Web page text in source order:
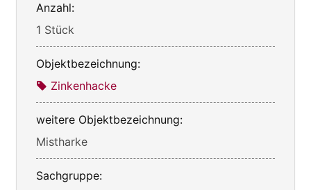
Anzahl:
1 Stück
Objektbezeichnung:
Zinkenhacke
weitere Objektbezeichnung:
Mistharke
Sachgruppe: